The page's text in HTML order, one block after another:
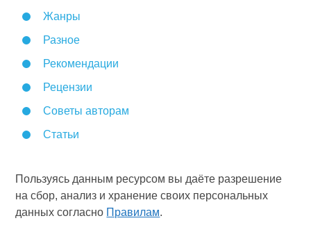
Жанры
Разное
Рекомендации
Рецензии
Советы авторам
Статьи
Пользуясь данным ресурсом вы даёте разрешение
на сбор, анализ и хранение своих персональных
данных согласно Правилам.